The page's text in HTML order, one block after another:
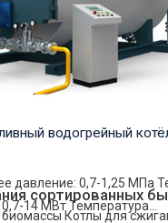
водогрейный
давление: 0,7-1,25 МПа
14 МВт Температура...
сортированных
Котлы для